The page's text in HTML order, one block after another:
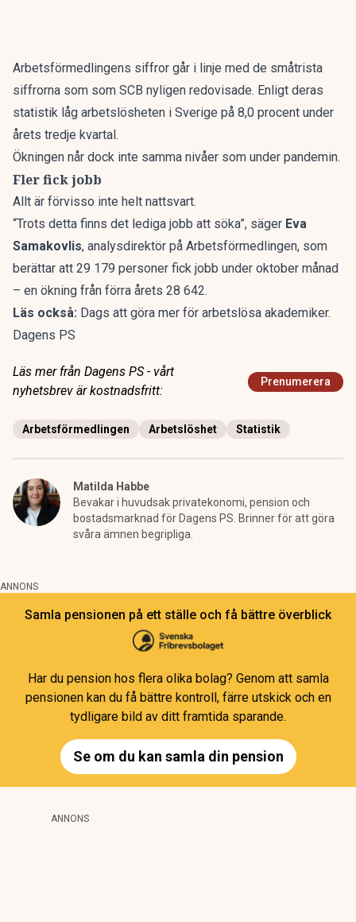
Arbetsförmedlingens siffror går i linje med de småtrista
siffrorna som som SCB nyligen redovisade. Enligt deras
statistik låg arbetslösheten i Sverige på 8,0 procent under
årets tredje kvartal.
Ökningen når dock inte samma nivåer som under pandemin.
Fler fick jobb
Allt är förvisso inte helt nattsvart.
“Trots detta finns det lediga jobb att söka”, säger Eva
Samakovlis, analysdirektör på Arbetsförmedlingen, som
berättar att 29 179 personer fick jobb under oktober månad
– en ökning från förra årets 28 642.
Läs också: Dags att göra mer för arbetslösa akademiker.
Dagens PS
Läs mer från Dagens PS - vårt
nyhetsbrev är kostnadsfritt:
Prenumerera
Arbetsförmedlingen Arbetslöshet Statistik
Matilda Habbe
Bevakar i huvudsak privatekonomi, pension och
bostadsmarknad för Dagens PS. Brinner för att göra
svåra ämnen begripliga.
ANNONS
Samla pensionen på ett ställe och få bättre överblick
Har du pension hos flera olika bolag? Genom att samla
pensionen kan du få bättre kontroll, färre utskick och en
tydligare bild av ditt framtida sparande.
Se om du kan samla din pension
ANNONS